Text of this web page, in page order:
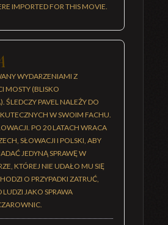
IMPORTED FOR THIS MOVIE.
WYDARZENIAMI Z
MOSTY (BLISKO
ŚLEDCZY PAVEL NALEŻY DO
W SWOIM FACHU.
PO 20 LATACH WRACA
SŁOWACJI I POLSKI, ABY
JEDYNĄ SPRAWĘ W
KTÓREJ NIE UDAŁO MU SIĘ
O PRZYPADKI ZATRUĆ,
JAKO SPRAWA